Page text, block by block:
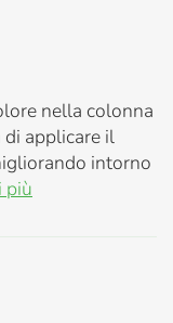
nella colonna
applicare il
intorno
più